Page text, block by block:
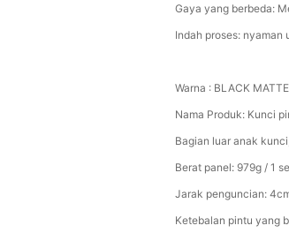
Gaya yang berbeda:
Indah proses: nyaman
Warna : BLACK
Nama Produk: Kunci
Bagian luar anak
Berat panel: 979g / 1
Jarak penguncian:
Ketebalan pintu yang